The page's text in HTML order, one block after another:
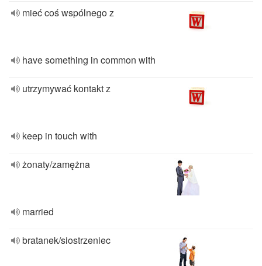
mieć coś wspólnego z
have something in common with
utrzymywać kontakt z
keep in touch with
żonaty/zamężna
married
bratanek/siostrzeniec